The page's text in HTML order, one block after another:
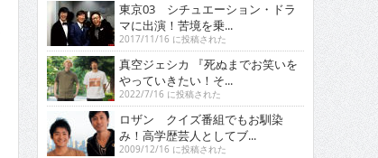
東京03 シチュエーション・ドラ
マに出演！苦境を乗...
2017/11/16 に投稿された
真空ジェシカ 『死ぬまでお笑いを
やっていきたい！そ...
2022/7/16 に投稿された
ロザン クイズ番組でもお馴染
み！高学歴芸人としてブ...
2009/12/16 に投稿された